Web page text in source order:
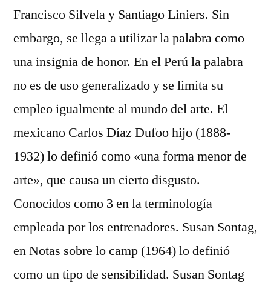
Francisco Silvela y Santiago Liniers. Sin
embargo, se llega a utilizar la palabra como
una insignia de honor. En el Perú la palabra
no es de uso generalizado y se limita su
empleo igualmente al mundo del arte. El
mexicano Carlos Díaz Dufoo hijo (1888-
1932) lo definió como «una forma menor de
arte», que causa un cierto disgusto.
Conocidos como 3 en la terminología
empleada por los entrenadores. Susan Sontag,
en Notas sobre lo camp (1964) lo definió
como un tipo de sensibilidad. Susan Sontag